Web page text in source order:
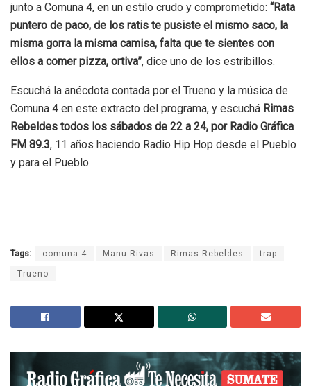
junto a Comuna 4, en un estilo crudo y comprometido: “Rata
puntero de paco, de los ratis te pusiste el mismo saco, la
misma gorra la misma camisa, falta que te sientes con
ellos a comer pizza, ortiva”, dice uno de los estribillos.
Escuchá la anécdota contada por el Trueno y la música de
Comuna 4 en este extracto del programa, y escuchá Rimas
Rebeldes todos los sábados de 22 a 24, por Radio Gráfica
FM 89.3, 11 años haciendo Radio Hip Hop desde el Pueblo
y para el Pueblo.
Tags: comuna 4 Manu Rivas Rimas Rebeldes trap
Trueno